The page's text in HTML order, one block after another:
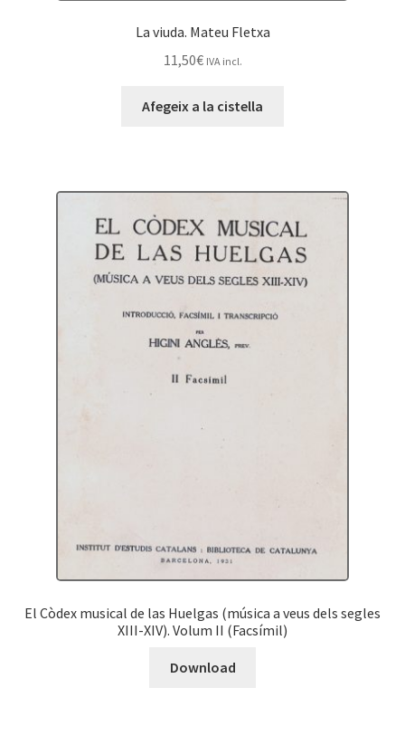
La viuda. Mateu Fletxa
11,50€ IVA incl.
Afegeix a la cistella
El Còdex musical de las Huelgas (música a veus dels segles
XIII-XIV). Volum II (Facsímil)
Download